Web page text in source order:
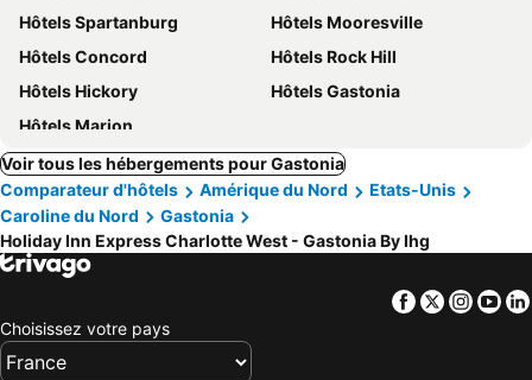
Hôtels Spartanburg
Hôtels Mooresville
Hôtels Concord
Hôtels Rock Hill
Hôtels Hickory
Hôtels Gastonia
Hôtels Marion
Voir tous les hébergements pour Gastonia
Comparateur d'hôtels
Amérique du Nord
Etats-Unis
Caroline du Nord
Gastonia
Holiday Inn Express Charlotte West - Gastonia By Ihg
Facebook
Twitter
Choisissez votre pays